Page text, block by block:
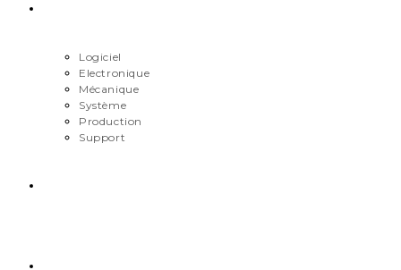
Logiciel
Electronique
Mécanique
Système
Production
Support